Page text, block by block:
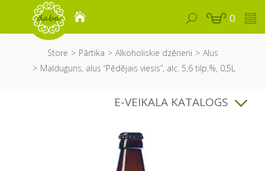
0
Store Pārtika Alkoholiskie dzērieni
Alus
Malduguns, alus “Pēdējais viesis”, alc. 5,6 tilp.%, 0,5L
E-VEIKALA KATALOGS